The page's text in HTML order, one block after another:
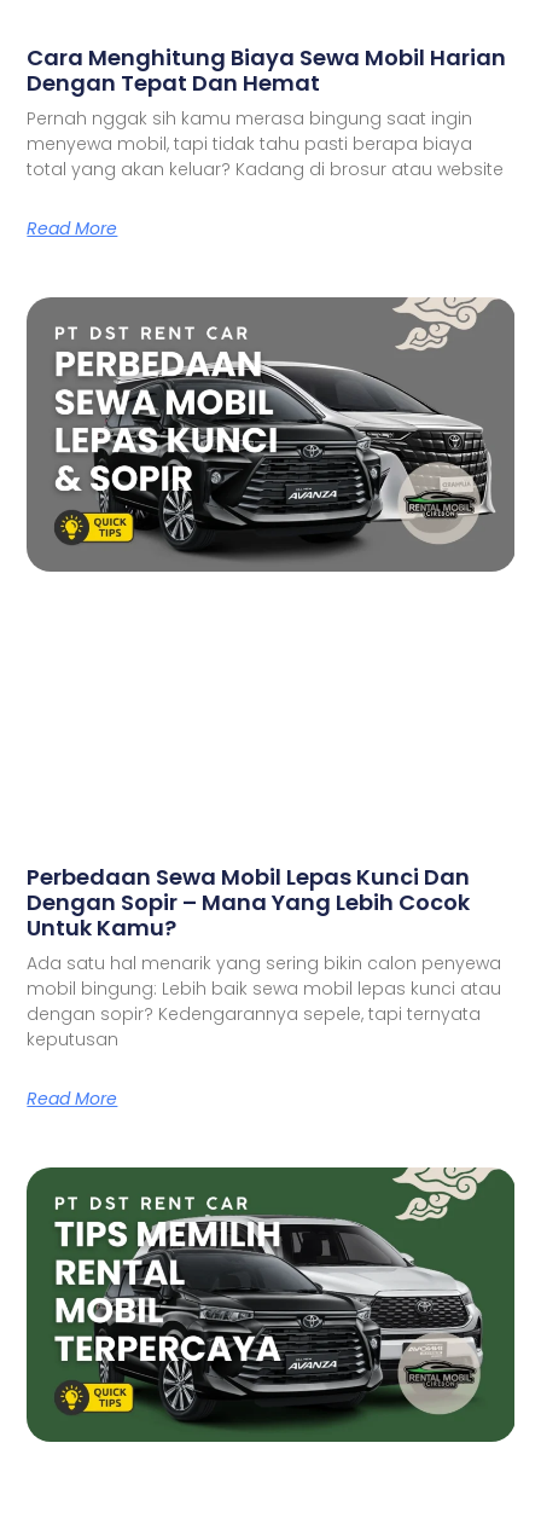
Cara Menghitung Biaya Sewa Mobil Harian
Dengan Tepat Dan Hemat
Pernah nggak sih kamu merasa bingung saat ingin
menyewa mobil, tapi tidak tahu pasti berapa biaya
total yang akan keluar? Kadang di brosur atau website
Read More
Perbedaan Sewa Mobil Lepas Kunci Dan
Dengan Sopir – Mana Yang Lebih Cocok
Untuk Kamu?
Ada satu hal menarik yang sering bikin calon penyewa
mobil bingung: Lebih baik sewa mobil lepas kunci atau
dengan sopir? Kedengarannya sepele, tapi ternyata
keputusan
Read More